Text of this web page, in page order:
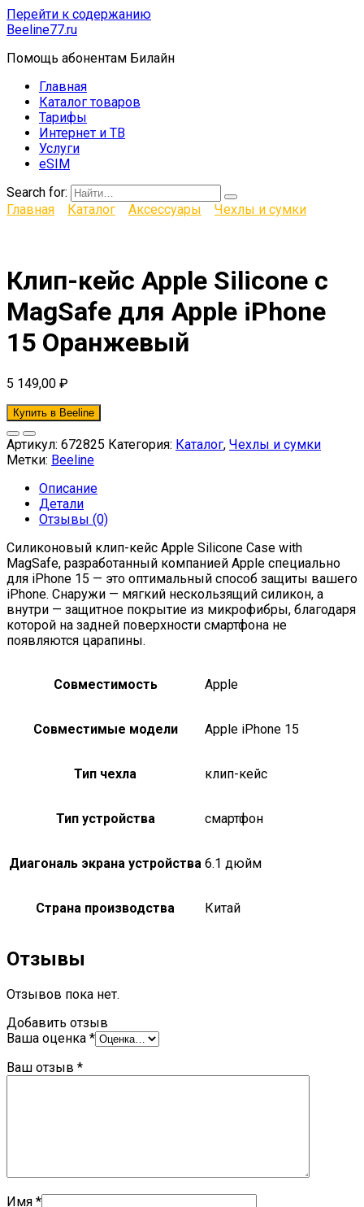
Перейти к содержанию
Beeline77.ru
Помощь абонентам Билайн
Главная
Каталог товаров
Тарифы
Интернет и ТВ
Услуги
eSIM
Search for:
Главная
Каталог Аксессуары Чехлы и сумки
Клип-кейс Apple Silicone с
MagSafe для Apple iPhone
15 Оранжевый
5 149,00 ₽
Купить в Beeline
Артикул: 672825 Категория: Каталог, Чехлы и сумки
Метки: Beeline
Описание
Детали
Отзывы (0)
Силиконовый клип-кейс Apple Silicone Case with
MagSafe, разработанный компанией Apple специально
для iPhone 15 — это оптимальный способ защиты вашего
iPhone. Снаружи — мягкий нескользящий силикон, а
внутри — защитное покрытие из микрофибры, благодаря
которой на задней поверхности смартфона не
появляются царапины.
Совместимость Apple
Совместимые модели Apple iPhone 15
Тип чехла клип-кейс
Тип устройства смартфон
Диагональ экрана устройства 6.1 дюйм
Страна производства Китай
Отзывы
Отзывов пока нет.
Добавить отзыв
Ваша оценка *
Ваш отзыв *
Имя *